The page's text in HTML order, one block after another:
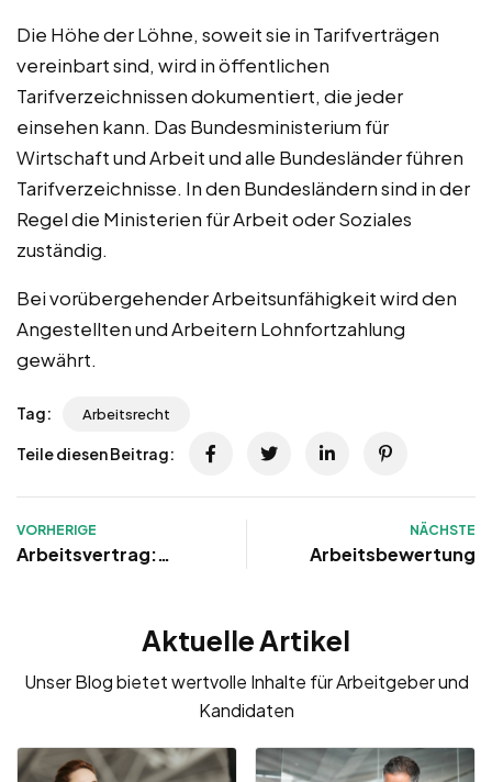
Die Höhe der Löhne, soweit sie in Tarifverträgen
vereinbart sind, wird in öffentlichen
Tarifverzeichnissen dokumentiert, die jeder
einsehen kann. Das Bundesministerium für
Wirtschaft und Arbeit und alle Bundesländer führen
Tarifverzeichnisse. In den Bundesländern sind in der
Regel die Ministerien für Arbeit oder Soziales
zuständig.
Bei vorübergehender Arbeitsunfähigkeit wird den
Angestellten und Arbeitern Lohnfortzahlung
gewährt.
Tag: Arbeitsrecht
Teile diesen Beitrag:
VORHERIGE
Arbeitsvertrag:
Rechte & Pflichten
NÄCHSTE
Arbeitsbewertung
Aktuelle Artikel
Unser Blog bietet wertvolle Inhalte für Arbeitgeber und
Kandidaten